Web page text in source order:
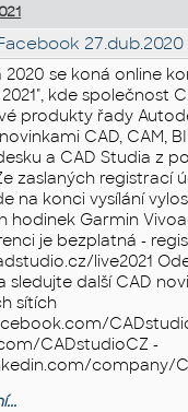
27.dub.2020
2020 se koná online
kde společnost
produkty řady
CAD, CAM,
a CAD Studia z
zaslaných registrací
na konci vysílání
hodinek Garmin
je bezplatná -
live2021
sledujte další CAD
sítích
CADstudioCZ -
company/